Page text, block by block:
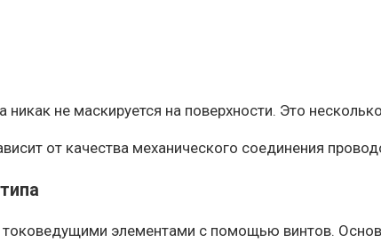
никак не маскируется на поверхности. Это
от качества механического соединения
элементами с помощью винтов.